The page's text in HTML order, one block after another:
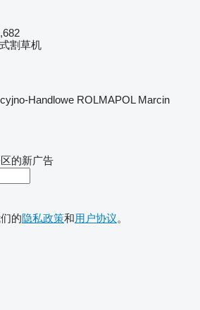
割草机
Handlowe ROLMAPOL Marcin
的新广告
的隐私政策和用户协议。